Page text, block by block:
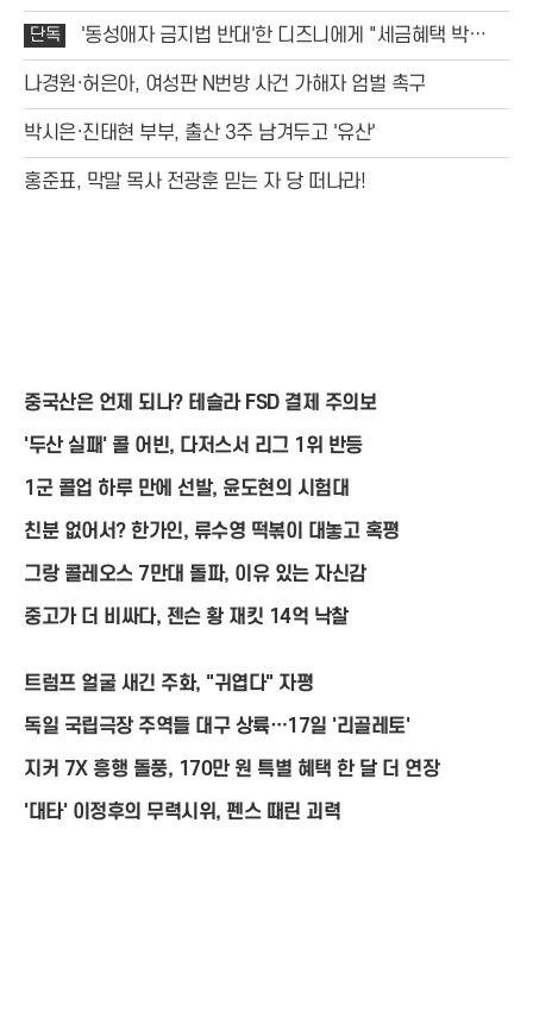
단독
탈"한다
나경원·허은아, 여성판 N번방 사건 가해자 엄벌 촉구
박시은·진태현 부부, 출산 3주 남겨두고 '유산'
홍준표, 막말 목사 전광훈 믿는 자 당 떠나라!
중국산은 언제 되나? 테슬라 FSD 결제 주의보
'두산 실패' 콜 어빈, 다저스서 리그 1위 반등
1군 콜업 하루 만에 선발, 윤도현의 시험대
친분 없어서? 한가인, 류수영 떡볶이 대놓고 혹평
그랑 콜레오스 7만대 돌파, 이유 있는 자신감
중고가 더 비싸다, 젠슨 황 재킷 14억 낙찰
트럼프 얼굴 새긴 주화, "귀엽다" 자평
독일 국립극장 주역들 대구 상륙…17일 '리골레토'
지커 7X 흥행 돌풍, 170만 원 특별 혜택 한 달 더 연장
'대타' 이정후의 무력시위, 펜스 때린 괴력